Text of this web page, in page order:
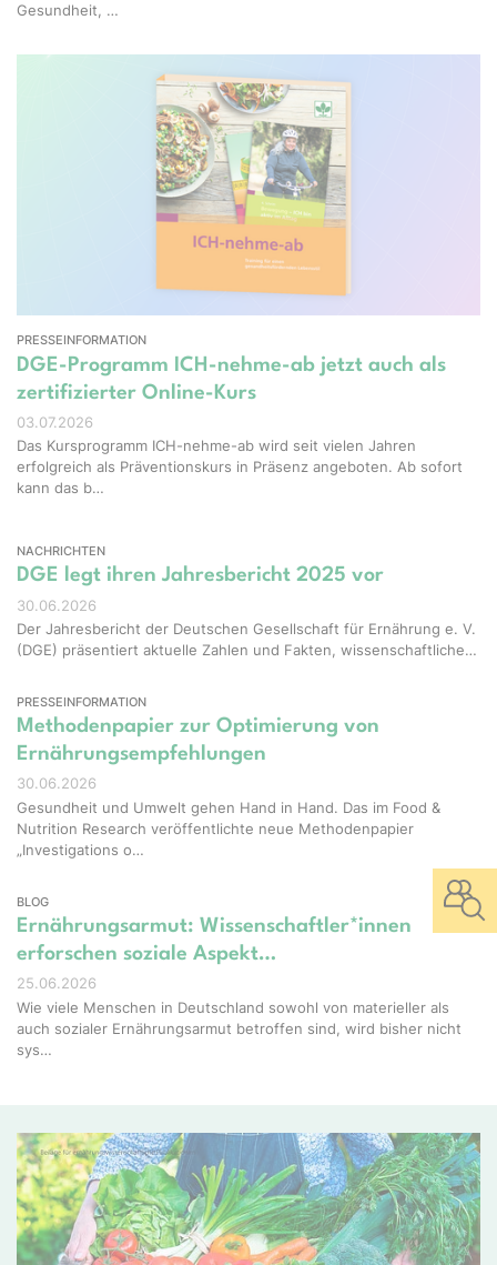
Gesundheit, …
PRESSEINFORMATION
DGE-Programm ICH-nehme-ab jetzt auch als
zertifizierter Online-Kurs
03.07.2026
Das Kursprogramm ICH-nehme-ab wird seit vielen Jahren
erfolgreich als Präventionskurs in Präsenz angeboten. Ab sofort
kann das b…
NACHRICHTEN
DGE legt ihren Jahresbericht 2025 vor
30.06.2026
Der Jahresbericht der Deutschen Gesellschaft für Ernährung e. V.
(DGE) präsentiert aktuelle Zahlen und Fakten, wissenschaftliche…
PRESSEINFORMATION
Methodenpapier zur Optimierung von
Ernährungsempfehlungen
30.06.2026
Gesundheit und Umwelt gehen Hand in Hand. Das im Food &
Nutrition Research veröffentlichte neue Methodenpapier
„Investigations o…
BLOG
Ernährungsarmut: Wissenschaftler*innen
erforschen soziale Aspekt…
25.06.2026
Wie viele Menschen in Deutschland sowohl von materieller als
auch sozialer Ernährungsarmut betroffen sind, wird bisher nicht
sys…